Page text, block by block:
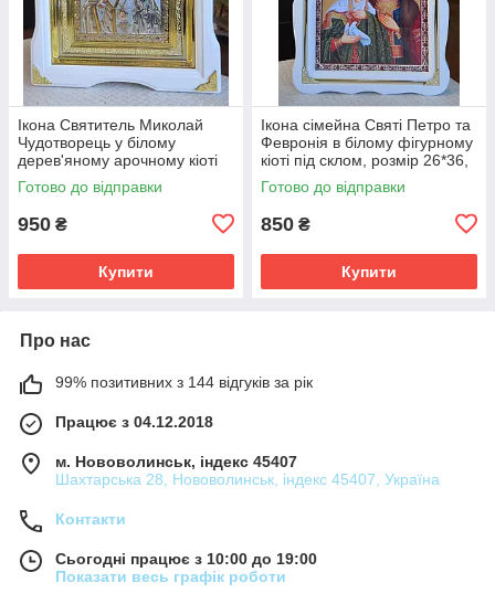
Ікона Святитель Миколай
Чудотворець у білому
дерев'яному арочному кіоті
під склом, розмір кіота 28*25,
сюжет під срібло 15*18.
Готово до відправки
950 ₴
Купити
Ікона сімейна Святі Петро та
Февронія в білому фігурному
кіоті під склом, розмір 26*36,
cюже 20*30.
Готово до відправки
850 ₴
Купити
Про нас
99% позитивних з 144 відгуків за рік
Працює з 04.12.2018
м. Нововолинськ, індекс 45407
Шахтарська 28, Нововолинськ, індекс 45407, Україна
Контакти
Сьогодні працює з 10:00 до 19:00
Показати весь графік роботи